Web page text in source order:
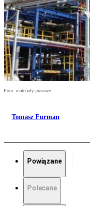
Foto: materiały prasowe
Tomasz Furman
Powiązane
Polecane